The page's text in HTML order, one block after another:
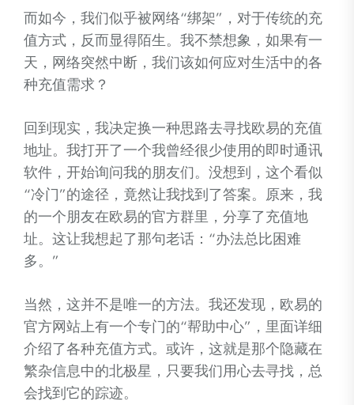
而如今，我们似乎被网络“绑架”，对于传统的充
值方式，反而显得陌生。我不禁想象，如果有一
天，网络突然中断，我们该如何应对生活中的各
种充值需求？
回到现实，我决定换一种思路去寻找欧易的充值
地址。我打开了一个我曾经很少使用的即时通讯
软件，开始询问我的朋友们。没想到，这个看似
“冷门”的途径，竟然让我找到了答案。原来，我
的一个朋友在欧易的官方群里，分享了充值地
址。这让我想起了那句老话：“办法总比困难
多。”
当然，这并不是唯一的方法。我还发现，欧易的
官方网站上有一个专门的“帮助中心”，里面详细
介绍了各种充值方式。或许，这就是那个隐藏在
繁杂信息中的北极星，只要我们用心去寻找，总
会找到它的踪迹。